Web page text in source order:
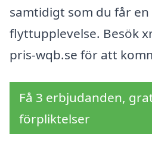
samtidigt som du får
flyttupplevelse. Besök
pris-wqb.se för att
Få 3 erbjudanden,
förpliktelser